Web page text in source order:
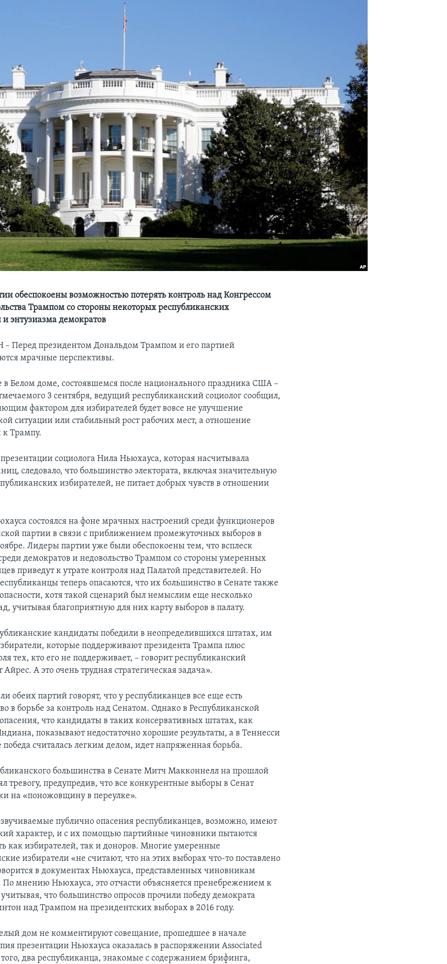
обеспокоены возможностью потерять контроль над Конгрессом
Трампом со стороны некоторых республиканских
и энтузиазма демократов
Перед президентом Дональдом Трампом и его партией
мрачные перспективы.
Белом доме, состоявшемся после национального праздника США –
3 сентября, ведущий республиканский социолог сообщил,
фактором для избирателей будет вовсе не улучшение
ситуации или стабильный рост рабочих мест, а отношение
к Трампу.
социолога Нила Ньюхауса, которая насчитывала
следовало, что большинство электората, включая значительную
избирателей, не питает добрых чувств в отношении
состоялся на фоне мрачных настроений среди функционеров
партии в связи с приближением промежуточных выборов в
Лидеры партии уже были обеспокоены тем, что всплеск
демократов и недовольство Трампом со стороны умеренных
приведут к утрате контроля над Палатой представителей. Но
теперь опасаются, что их большинство в Сенате также
хотя такой сценарий был немыслим еще несколько
учитывая благоприятную для них карту выборов в палату.
кандидаты победили в неопределившихся штатах, им
которые поддерживают президента Трампа плюс
тех, кто его не поддерживает, – говорит республиканский
Айрес. А это очень трудная стратегическая задача».
обеих партий говорят, что у республиканцев все еще есть
в борьбе за контроль над Сенатом. Однако в Республиканской
что кандидаты в таких консервативных штатах, как
показывают недостаточно хорошие результаты, а в Теннесси
победа считалась легким делом, идет напряженная борьба.
большинства в Сенате Митч Макконнелл на прошлой
тревогу, предупредив, что все конкурентные выборы в Сенат
на «поножовщину в переулке».
публично опасения республиканцев, возможно, имеют
характер, и с их помощью партийные чиновники пытаются
как избирателей, так и доноров. Многие умеренные
избиратели «не считают, что на этих выборах что-то поставлено
в документах Ньюхауса, представленных чиновникам
По мнению Ньюхауса, это отчасти объясняется пренебрежением к
что большинство опросов прочили победу демократа
над Трампом на президентских выборах в 2016 году.
дом не комментируют совещание, прошедшее в начале
презентации Ньюхауса оказалась в распоряжении Associated
два республиканца, знакомые с содержанием брифинга,